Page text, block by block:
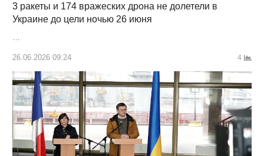
3 ракеты и 174 вражеских дрона не долетели в
Украине до цели ночью 26 июня
26.06.2026 09:24 4